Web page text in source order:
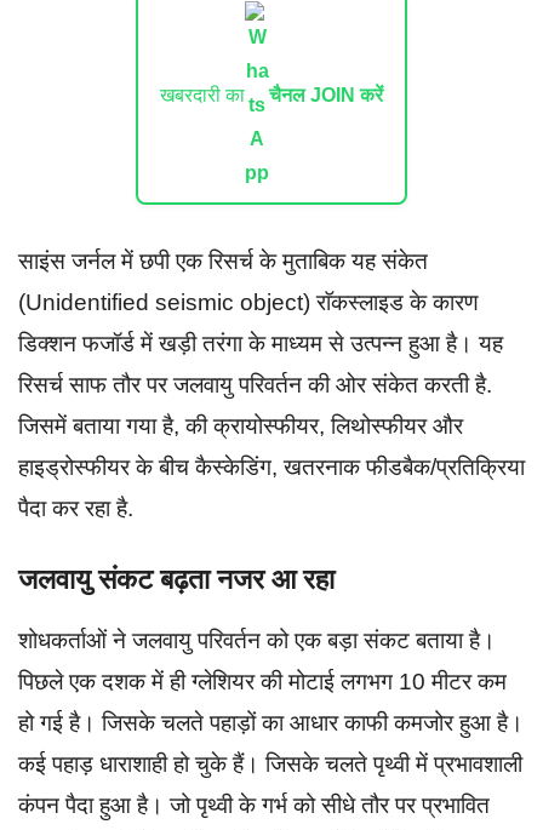
खबरदारी का चैनल JOIN करें
साइंस जर्नल में छपी एक रिसर्च के मुताबिक यह संकेत
(Unidentified seismic object) राॅकस्लाइड के कारण
डिक्शन फजॉर्ड में खड़ी तरंगा के माध्यम से उत्पन्न हुआ है। यह
रिसर्च साफ तौर पर जलवायु परिवर्तन की ओर संकेत करती है.
जिसमें बताया गया है, की क्रायोस्फीयर, लिथोस्फीयर और
हाइड्रोस्फीयर के बीच कैस्केडिंग, खतरनाक फीडबैक/प्रतिक्रिया
पैदा कर रहा है.
जलवायु संकट बढ़ता नजर आ रहा
शोधकर्ताओं ने जलवायु परिवर्तन को एक बड़ा संकट बताया है।
पिछले एक दशक में ही ग्लेशियर की मोटाई लगभग 10 मीटर कम
हो गई है। जिसके चलते पहाड़ों का आधार काफी कमजोर हुआ है।
कई पहाड़ धाराशाही हो चुके हैं। जिसके चलते पृथ्वी में प्रभावशाली
कंपन पैदा हुआ है। जो पृथ्वी के गर्भ को सीधे तौर पर प्रभावित